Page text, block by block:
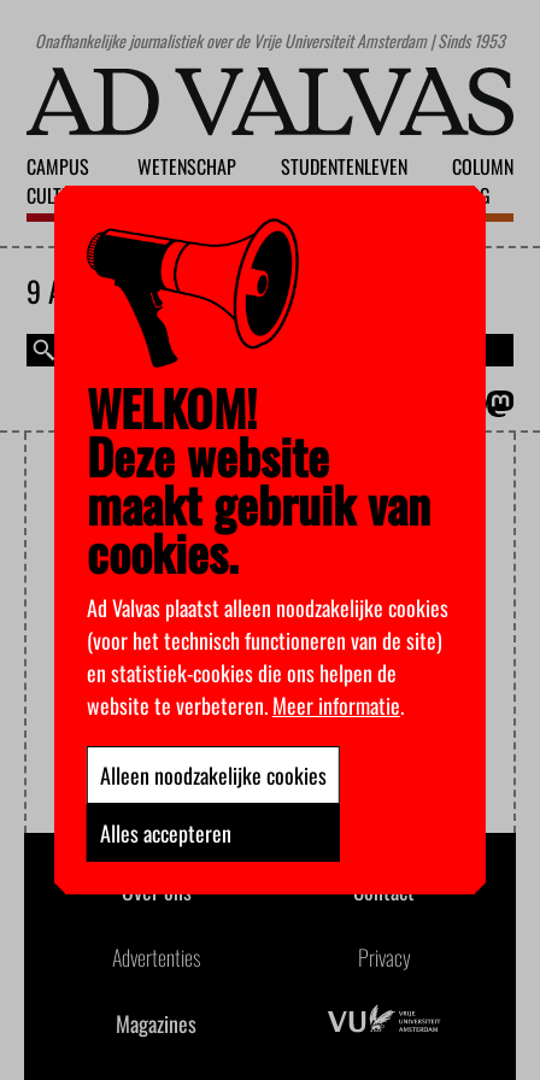
Onafhankelijke journalistiek over de Vrije Universiteit Amsterdam | Sinds 1953
CAMPUS
CULTUUR
WETENSCHAP
STUDENTENLEVEN
COLUMN
BLOG
9 AUGUSTUS 2026
EXTRA KOSTEN
Over ons Contact
Advertenties Privacy
Magazines
WELKOM!
Deze website
maakt gebruik van
cookies.
Ad Valvas plaatst alleen noodzakelijke cookies
(voor het technisch functioneren van de site)
en statistiek-cookies die ons helpen de
website te verbeteren.Meer informatie.
Alleen noodzakelijke cookies
Alles accepteren